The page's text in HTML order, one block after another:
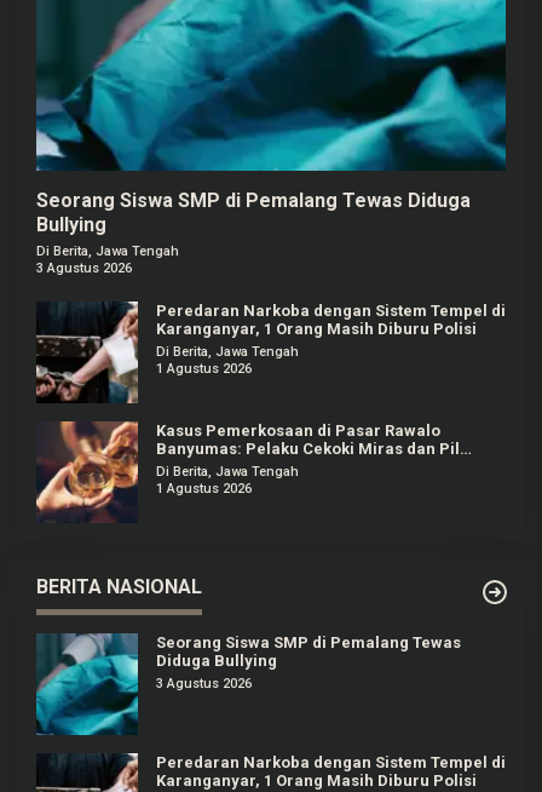
Seorang Siswa SMP di Pemalang Tewas Diduga
Bullying
Di Berita, Jawa Tengah
3 Agustus 2026
Peredaran Narkoba dengan Sistem Tempel di
Karanganyar, 1 Orang Masih Diburu Polisi
Di Berita, Jawa Tengah
1 Agustus 2026
Kasus Pemerkosaan di Pasar Rawalo
Banyumas: Pelaku Cekoki Miras dan Pil
Koplo
Di Berita, Jawa Tengah
1 Agustus 2026
BERITA NASIONAL
Seorang Siswa SMP di Pemalang Tewas
Diduga Bullying
3 Agustus 2026
Peredaran Narkoba dengan Sistem Tempel di
Karanganyar, 1 Orang Masih Diburu Polisi